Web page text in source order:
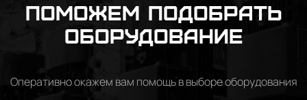
Поможем подобрать
оборудование
Оперативно окажем вам помощь в выборе оборудования